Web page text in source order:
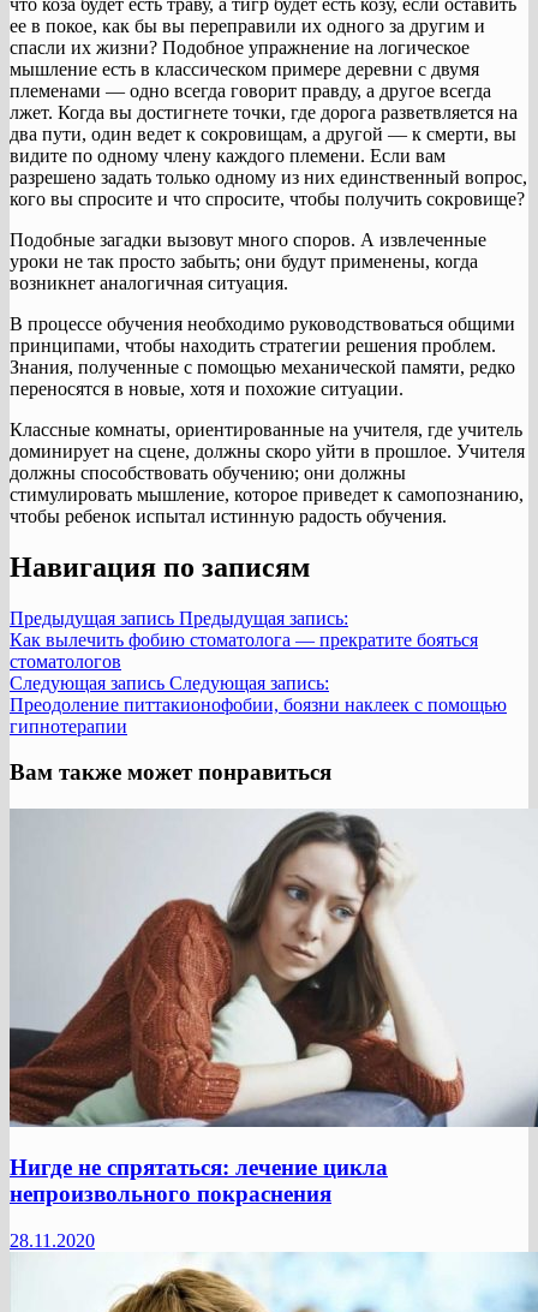
ее в покое, как бы вы переправили их одного за другим и
спасли их жизни? Подобное упражнение на логическое
мышление есть в классическом примере деревни с двумя
племенами — одно всегда говорит правду, а другое всегда
лжет. Когда вы достигнете точки, где дорога разветвляется на
два пути, один ведет к сокровищам, а другой — к смерти, вы
видите по одному члену каждого племени. Если вам
разрешено задать только одному из них единственный вопрос,
кого вы спросите и что спросите, чтобы получить сокровище?
Подобные загадки вызовут много споров. А извлеченные
уроки не так просто забыть; они будут применены, когда
возникнет аналогичная ситуация.
В процессе обучения необходимо руководствоваться общими
принципами, чтобы находить стратегии решения проблем.
Знания, полученные с помощью механической памяти, редко
переносятся в новые, хотя и похожие ситуации.
Классные комнаты, ориентированные на учителя, где учитель
доминирует на сцене, должны скоро уйти в прошлое. Учителя
должны способствовать обучению; они должны
стимулировать мышление, которое приведет к самопознанию,
чтобы ребенок испытал истинную радость обучения.
Навигация по записям
Предыдущая запись Предыдущая запись:
Как вылечить фобию стоматолога — прекратите бояться
стоматологов
Следующая запись Следующая запись:
Преодоление питтакионофобии, боязни наклеек с помощью
гипнотерапии
Вам также может понравиться
Нигде не спрятаться: лечение цикла
непроизвольного покраснения
28.11.2020